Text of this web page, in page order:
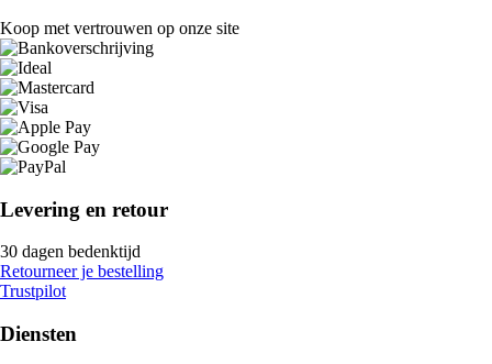
Koop met vertrouwen op onze site
Levering en retour
30 dagen bedenktijd
Retourneer je bestelling
Trustpilot
Diensten